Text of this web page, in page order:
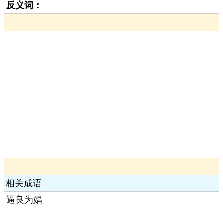
反义词：
相关成语
逼良为娼